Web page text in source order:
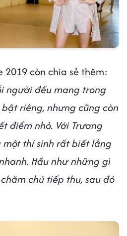
2019 còn chia sẻ thêm:
người đều mang trong
riêng, nhưng cũng còn
điểm nhỏ. Với Trương
thí sinh rất biết lắng
Hầu như những gì
chú tiếp thu, sau đó